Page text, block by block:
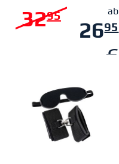
3295 ab
2695
€
ZUM SHOP